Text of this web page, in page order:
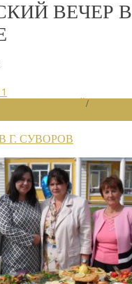
ВЕЧЕР В
/
Г. СУВОРОВ